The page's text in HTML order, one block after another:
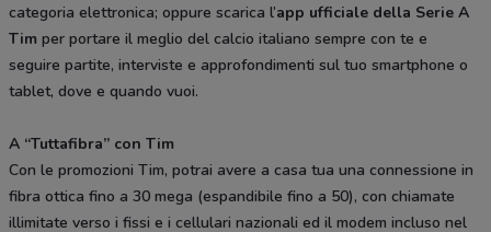
categoria elettronica; oppure scarica l’app ufficiale della Serie A
Tim per portare il meglio del calcio italiano sempre con te e
seguire partite, interviste e approfondimenti sul tuo smartphone o
tablet, dove e quando vuoi.
A “Tuttafibra” con Tim
Con le promozioni Tim, potrai avere a casa tua una connessione in
fibra ottica fino a 30 mega (espandibile fino a 50), con chiamate
illimitate verso i fissi e i cellulari nazionali ed il modem incluso nel